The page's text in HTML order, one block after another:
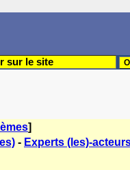
]
- Experts (les)-